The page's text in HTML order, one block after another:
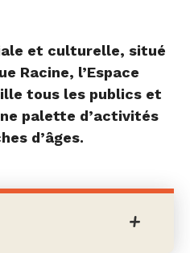
et culturelle, situé
Racine, l’Espace
tous les publics et
palette d’activités
d’âges.